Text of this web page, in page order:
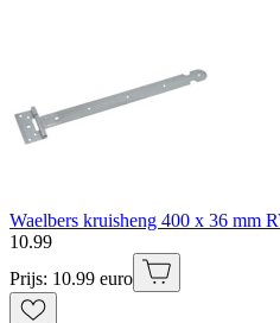
Waelbers kruisheng 400 x 36 mm
10.99
Prijs: 10.99 euro